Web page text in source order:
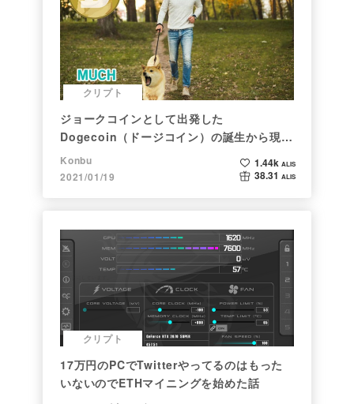
クリプト
ジョークコインとして出発した
Dogecoin（ドージコイン）の誕生から現在
まで。注目される非証券性🐶
Konbu
2021/01/19
1.44k ALIS
38.31 ALIS
クリプト
17万円のPCでTwitterやってるのはもった
いないのでETHマイニングを始めた話